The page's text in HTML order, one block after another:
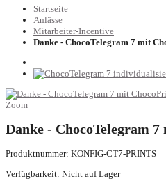
Startseite
Anlässe
Mitarbeiter-Incentive
Danke - ChocoTelegram 7 mit
Zoom
Danke - ChocoTelegram
Produktnummer: KONFIG-CT7-PRINTS
Verfügbarkeit: Nicht auf Lager